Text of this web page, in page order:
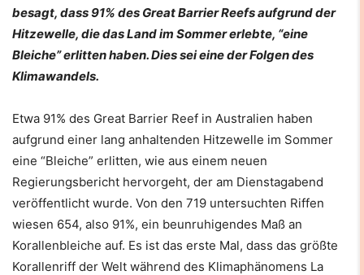
besagt, dass 91% des Great Barrier Reefs aufgrund der
Hitzewelle, die das Land im Sommer erlebte, “eine
Bleiche” erlitten haben. Dies sei eine der Folgen des
Klimawandels.
Etwa 91% des Great Barrier Reef in Australien haben
aufgrund einer lang anhaltenden Hitzewelle im Sommer
eine “Bleiche” erlitten, wie aus einem neuen
Regierungsbericht hervorgeht, der am Dienstagabend
veröffentlicht wurde. Von den 719 untersuchten Riffen
wiesen 654, also 91%, ein beunruhigendes Maß an
Korallenbleiche auf. Es ist das erste Mal, dass das größte
Korallenriff der Welt während des Klimaphänomens La